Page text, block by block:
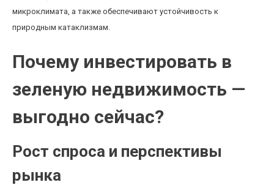
микроклимата, а также обеспечивают устойчивость к
природным катаклизмам.
Почему инвестировать в
зеленую недвижимость —
выгодно сейчас?
Рост спроса и перспективы
рынка